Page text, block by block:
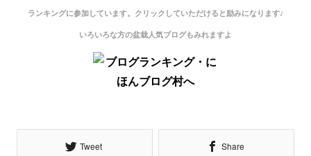
ランキングに参加しています。クリックしていただけると励みになります♪
いろいろな方の盆栽人気ブログもみれますよ
Tweet Share